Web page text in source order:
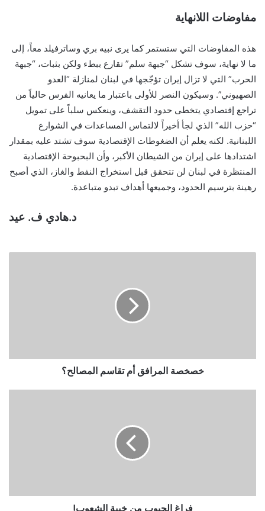
مفاوضات اللانهاية
هذه المفاوضات التي ستستمر كما يرى نبيه بري وساترفيلد معاً، إلى
ما لا نهاية، سوف تشكل “جبهة سلم” تقارع ببطء ولكن بثبات، “جبهة
الحرب” التي لا تزال إيران تؤجّجها في لبنان لمنازلة “العدو
الصهيوني”. وسيكون النصر للأولى باعتبار ما يعانيه الفرس حالياً من
تراجع إقتصادي يتخطى حدود التقشف، وينعكس سلباً على تمويل
“حزب الله” الذي لجأ أخيراً لالتماس المساعدات في الشوارع
اللبنانية. لكنه يعلم أن الضغوطات الإقتصادية سوف تشتد عليه بمقدار
اشتدادها على إيران من الشيطان الأكبر، وأن البحبوحة الإقتصادية
المنتظرة في لبنان لن تتحقق قبل استخراج النفط والغاز، الذي أصبح
رهينة بترسيم الحدود، وجميعها أهداف تبدو متباعدة.
د.هادي ف. عيد
خصخصة المرافق أم تقاسم المصالح؟
فراغ الجيوب من خيبة الشعوب!